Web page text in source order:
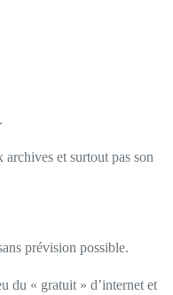
archives et surtout pas son
prévision possible.
du « gratuit » d’internet et